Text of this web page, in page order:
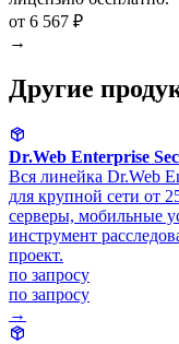
от 6 567 ₽
→
Другие
Dr.Web Enterprise
Вся линейка Dr.Web
для крупной сети от
серверы, мобильные
инструмент
проект.
по запросу
по запросу
→